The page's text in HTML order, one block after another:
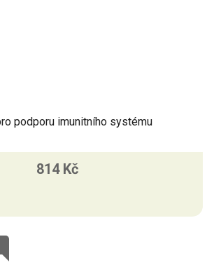
podporu imunitního systému
814 Kč